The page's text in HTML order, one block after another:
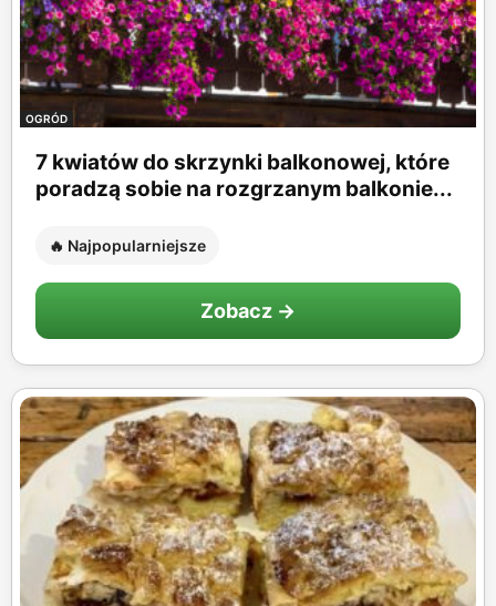
OGRÓD
7 kwiatów do skrzynki balkonowej, które
poradzą sobie na rozgrzanym balkonie...
🔥 Najpopularniejsze
Zobacz →